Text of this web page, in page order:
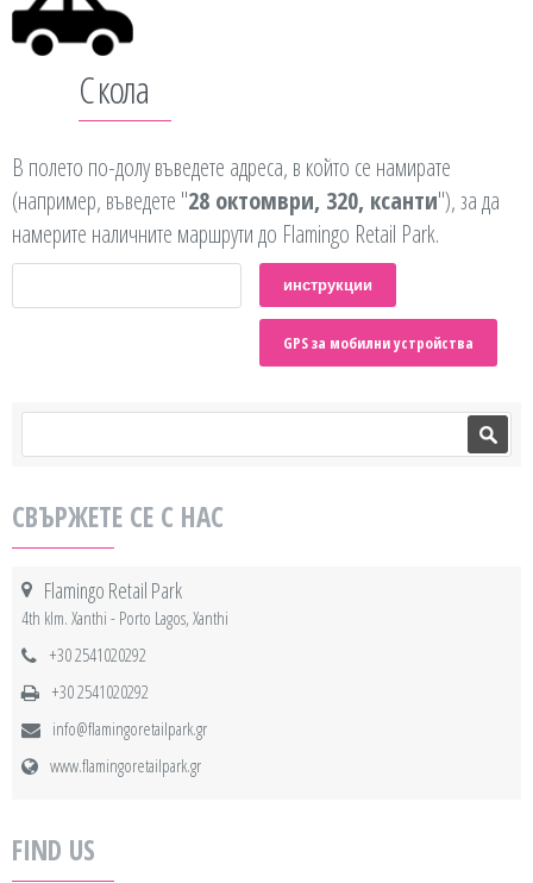
С кола
В полето по-долу въведете адреса, в който се намирате
(например, въведете "28 октомври, 320, ксанти"), за да
намерите наличните маршрути до Flamingo Retail Park.
GPS за мобилни устройства
СВЪРЖЕТЕ СЕ С НАС
Flamingo Retail Park
4th klm. Xanthi - Porto Lagos, Xanthi
+30 2541020292
+30 2541020292
info@flamingoretailpark.gr
www.flamingoretailpark.gr
FIND US